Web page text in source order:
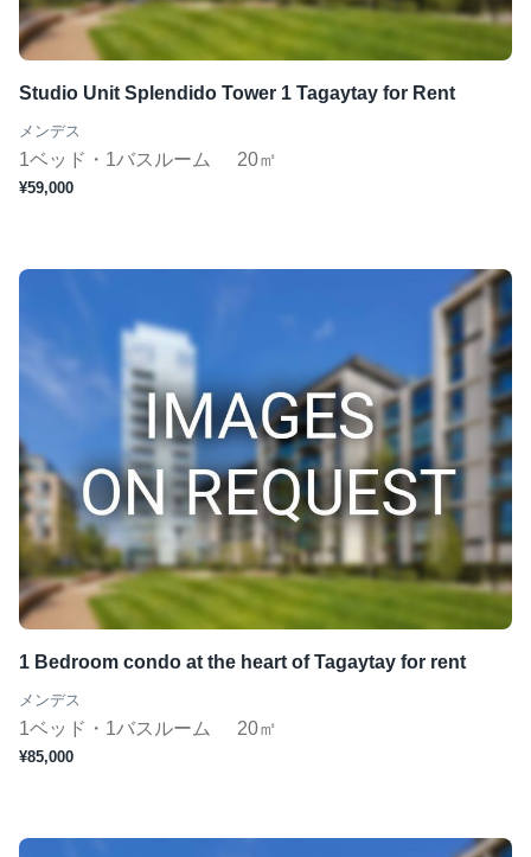
Studio Unit Splendido Tower 1 Tagaytay for Rent
メンデス
1ベッド・1バスルーム 20㎡
¥59,000
1 Bedroom condo at the heart of Tagaytay for rent
メンデス
1ベッド・1バスルーム 20㎡
¥85,000